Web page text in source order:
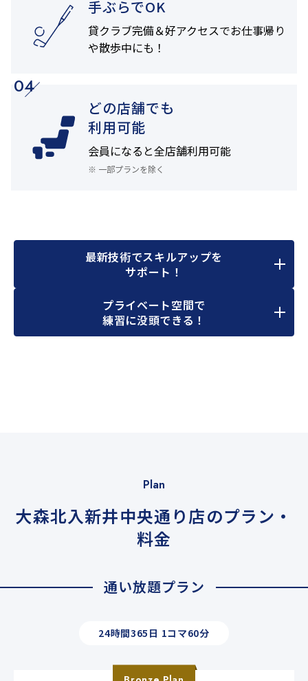
手ぶらでOK
貸クラブ完備＆好アクセスでお仕事帰り
や散歩中にも！
04
どの店舗でも
利用可能
会員になると全店舗利用可能
※ 一部プランを除く
最新技術でスキルアップを
サポート！
プライベート空間で
練習に没頭できる！
Plan
大森北入新井中央通り店のプラン・
料金
通い放題プラン
24時間365日 1コマ60分